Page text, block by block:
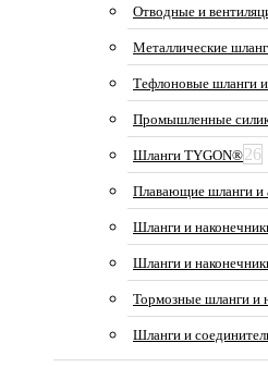
Отводные и
Металлические
Тефлоновые шланги
Промышленные
Шланги TYGON®26
Плавающие шланги и
Шланги и
Шланги и
Тормозные шланги и
Шланги и